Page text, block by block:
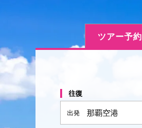
ツアー予約
往復
出発 那覇空港